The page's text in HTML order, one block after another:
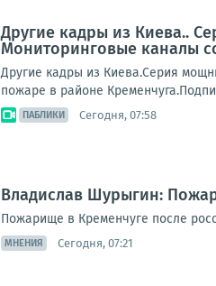
Другие кадры из Киева..
Мониторинговые каналы
Другие кадры из Киева.Серия
пожаре в районе
ПАБЛИКИ Сегодня, 07:58
Владислав Шурыгин:
Пожарище в Кременчуге после
МНЕНИЯ Сегодня, 07:21